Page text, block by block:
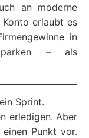
an moderne
erlaubt es
in
– als
Sprint.
erledigen. Aber
Punkt vor.